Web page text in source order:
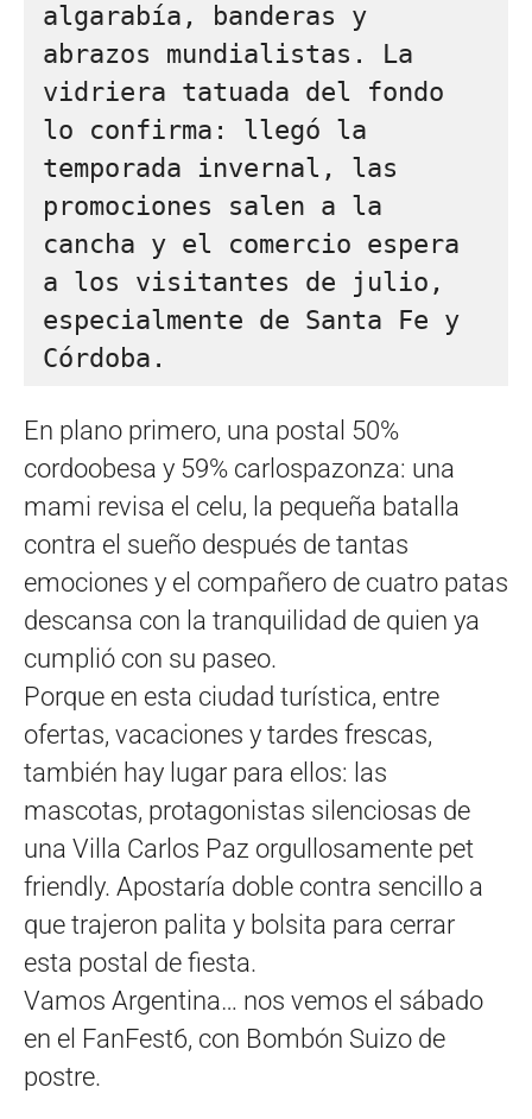
algarabía, banderas y
abrazos mundialistas. La
vidriera tatuada del fondo
lo confirma: llegó la
temporada invernal, las
promociones salen a la
cancha y el comercio espera
a los visitantes de julio,
especialmente de Santa Fe y
Córdoba.
En plano primero, una postal 50%
cordoobesa y 59% carlospazonza: una
mami revisa el celu, la pequeña batalla
contra el sueño después de tantas
emociones y el compañero de cuatro patas
descansa con la tranquilidad de quien ya
cumplió con su paseo.
Porque en esta ciudad turística, entre
ofertas, vacaciones y tardes frescas,
también hay lugar para ellos: las
mascotas, protagonistas silenciosas de
una Villa Carlos Paz orgullosamente pet
friendly. Apostaría doble contra sencillo a
que trajeron palita y bolsita para cerrar
esta postal de fiesta.
Vamos Argentina… nos vemos el sábado
en el FanFest6, con Bombón Suizo de
postre.